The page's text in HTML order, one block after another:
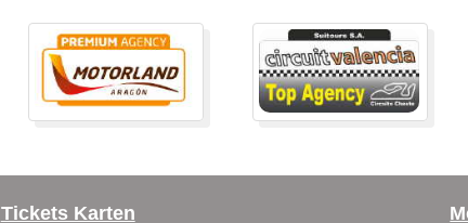
Tickets Karten